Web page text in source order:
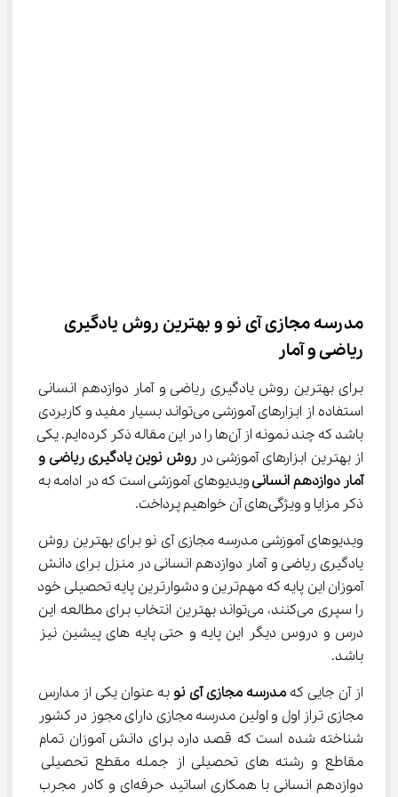
مدرسه مجازی آی نو و بهترین روش یادگیری
ریاضی و آمار
برای بهترین روش یادگیری ریاضی و آمار دوازدهم انسانی
استفاده از ابزارهای آموزشی می‌تواند بسیار مفید و کاربردی
باشد که چند نمونه از آن‌ها را در این مقاله ذکر کرده‌ایم. یکی
از بهترین ابزارهای آموزشی در روش نوین یادگیری ریاضی و
آمار دوازدهم انسانی ویدیوهای آموزشی است که در ادامه به
ذکر مزایا و ویژگی‌های آن خواهیم پرداخت.
ویدیوهای آموزشی مدرسه مجازی آی نو برای بهترین روش
یادگیری ریاضی و آمار دوازدهم انسانی در منزل برای دانش
آموزان این پایه که مهم‌ترین و دشوارترین پایه تحصیلی خود
را سپری می‌کنند، می‌تواند بهترین انتخاب برای مطالعه این
درس و دروس دیگر این پایه و حتی پایه های پیشین نیز
باشد.
از آن جایی که مدرسه مجازی آی نو به عنوان یکی از مدارس
مجازی تراز اول و اولین مدرسه مجازی دارای مجوز در کشور
شناخته شده است که قصد دارد برای دانش آموزان تمام
مقاطع و رشته های تحصیلی از جمله مقطع تحصیلی
دوازدهم انسانی با همکاری اساتید حرفه‌ای و کادر مجرب